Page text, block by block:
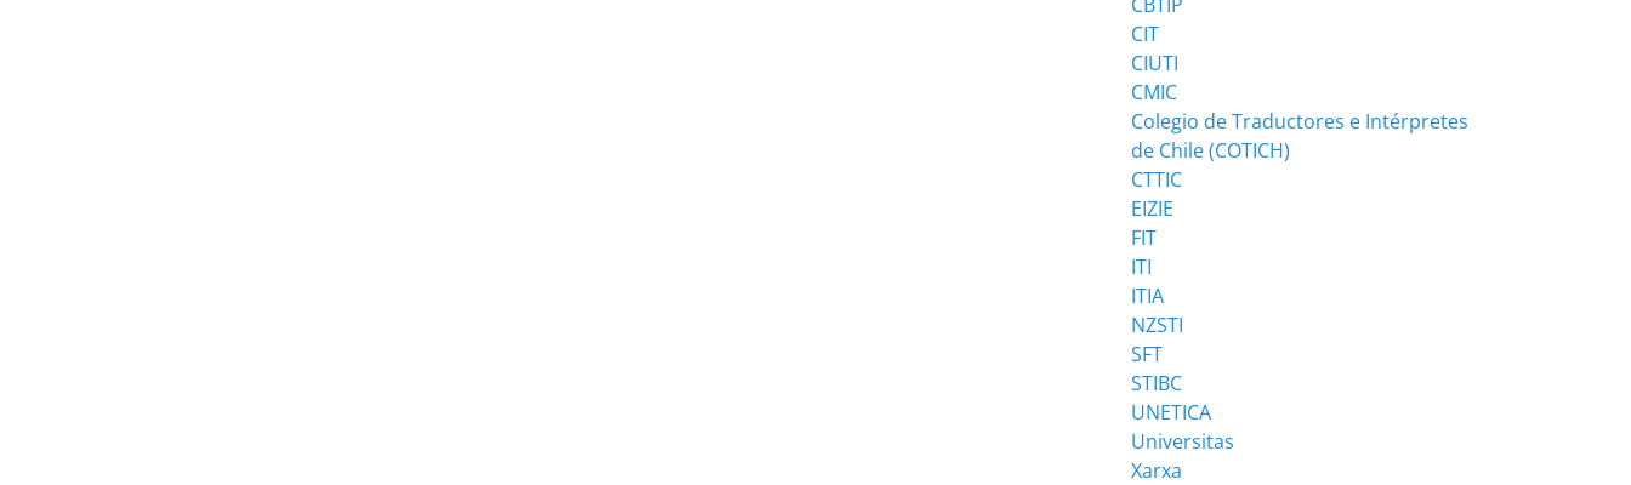
CIT
CIUTI
CMIC
Colegio de Traductores e Intérpretes
de Chile (COTICH)
CTTIC
EIZIE
FIT
ITI
ITIA
NZSTI
SFT
STIBC
UNETICA
Universitas
Xarxa